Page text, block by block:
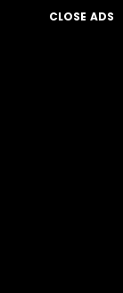
CLOSE ADS